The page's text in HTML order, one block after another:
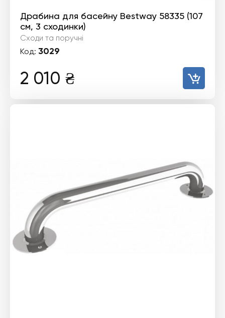
Драбина для басейну Bestway 58335 (107
см, 3 сходинки)
Сходи та поручні
Код: 3029
2 010 ₴